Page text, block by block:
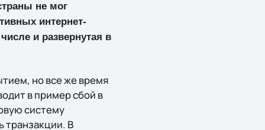
не мог
интернет-
и развернутая в
но все же время
в пример сбой в
систему
транзакции. В